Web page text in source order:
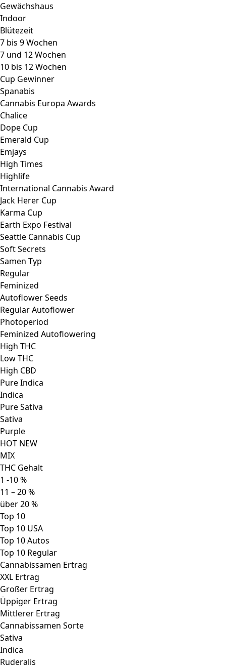
Gewächshaus
Indoor
Blütezeit
7 bis 9 Wochen
7 und 12 Wochen
10 bis 12 Wochen
Cup Gewinner
Spanabis
Cannabis Europa Awards
Chalice
Dope Cup
Emerald Cup
Emjays
High Times
Highlife
International Cannabis Award
Jack Herer Cup
Karma Cup
Earth Expo Festival
Seattle Cannabis Cup
Soft Secrets
Samen Typ
Regular
Feminized
Autoflower Seeds
Regular Autoflower
Photoperiod
Feminized Autoflowering
High THC
Low THC
High CBD
Pure Indica
Indica
Pure Sativa
Sativa
Purple
HOT NEW
MIX
THC Gehalt
1 -10 %
11 – 20 %
über 20 %
Top 10
Top 10 USA
Top 10 Autos
Top 10 Regular
Cannabissamen Ertrag
XXL Ertrag
Großer Ertrag
Üppiger Ertrag
Mittlerer Ertrag
Cannabissamen Sorte
Sativa
Indica
Ruderalis